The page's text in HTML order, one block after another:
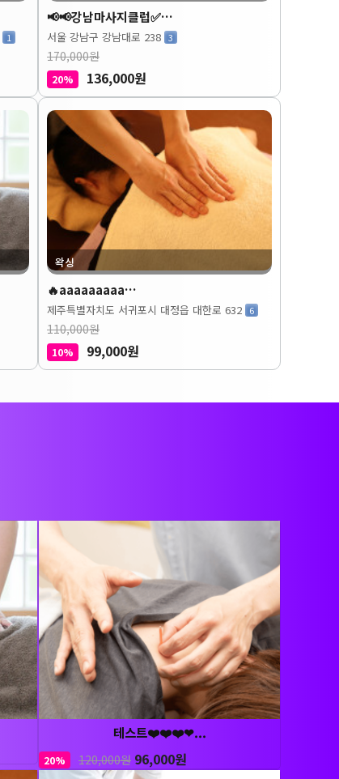
1
📢📢강남마사지클럽✅…
서울 강남구 강남대로 238 3
170,000원
20% 136,000원
왁싱
🔥aaaaaaaaa…
제주특별자치도 서귀포시 대정읍 대한로 632 6
110,000원
10% 99,000원
테스트❤️❤️❤️❤...
20% 120,000원 96,000원